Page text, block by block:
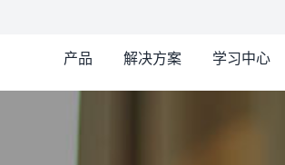
产品 解决方案 学习中心